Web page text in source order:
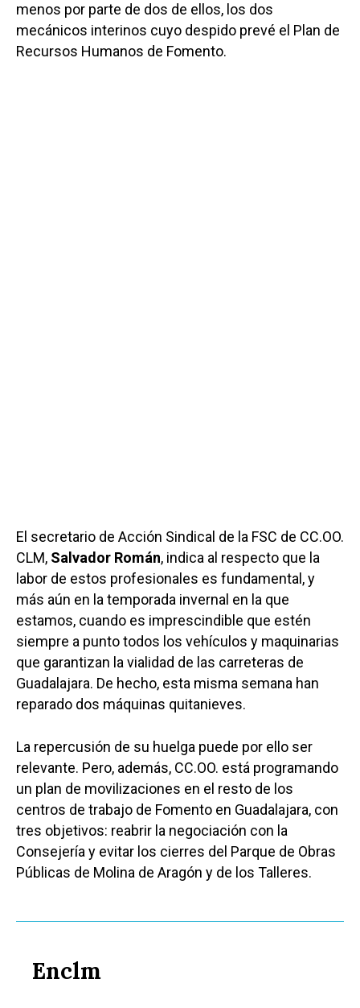
menos por parte de dos de ellos, los dos
mecánicos interinos cuyo despido prevé el Plan de
Recursos Humanos de Fomento.
El secretario de Acción Sindical de la FSC de CC.OO.
CLM, Salvador Román, indica al respecto que la
labor de estos profesionales es fundamental, y
más aún en la temporada invernal en la que
estamos, cuando es imprescindible que estén
siempre a punto todos los vehículos y maquinarias
que garantizan la vialidad de las carreteras de
Guadalajara. De hecho, esta misma semana han
reparado dos máquinas quitanieves.
La repercusión de su huelga puede por ello ser
relevante. Pero, además, CC.OO. está programando
un plan de movilizaciones en el resto de los
centros de trabajo de Fomento en Guadalajara, con
tres objetivos: reabrir la negociación con la
Consejería y evitar los cierres del Parque de Obras
Públicas de Molina de Aragón y de los Talleres.
Enclm